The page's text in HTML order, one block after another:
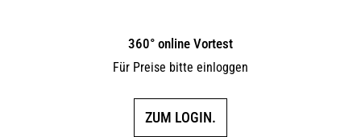
360° online Vortest
Für Preise bitte einloggen
ZUM LOGIN.